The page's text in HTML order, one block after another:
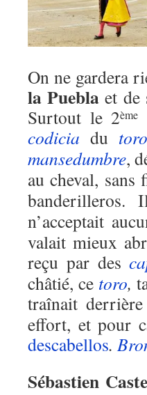
On ne gardera
la Puebla et de
Surtout le 2ème
codicia du toro
mansedumbre,
au cheval,
banderilleros.
n’acceptait
valait mieux
reçu par des
châtié, ce toro,
traînait
effort, et pour
descabellos.
Sébastien